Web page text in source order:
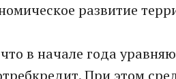
развитие
в начале года
При этом